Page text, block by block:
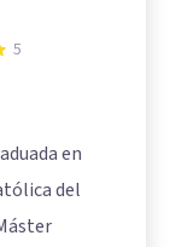
5
en
del